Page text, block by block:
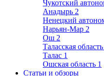
Чукотский
Анадырь 2
Ненецкий
Нарьян-Мар 2
Ош 2
Таласская область
Талас 1
Ошская область 1
Статьи и обзоры